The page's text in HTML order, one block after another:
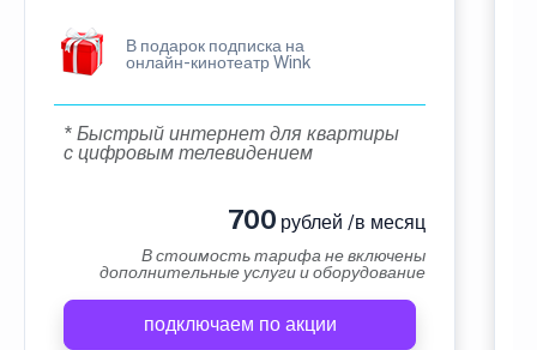
В подарок подписка на
онлайн-кинотеатр Wink
* Быстрый интернет для квартиры
с цифровым телевидением
700 рублей /в месяц
В стоимость тарифа не включены
дополнительные услуги и оборудование
подключаем по акции